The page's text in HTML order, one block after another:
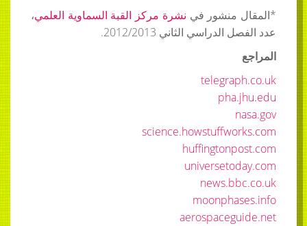
*المقال منشور في نشرة مركز القبة السماوية العلمي،
عدد الفصل الدراسي الثاني 2012/2013.
المراجع
telegraph.co.uk
pha.jhu.edu
nasa.gov
science.howstuffworks.com
huffingtonpost.com
universetoday.com
news.bbc.co.uk
moonphases.info
aerospaceguide.net